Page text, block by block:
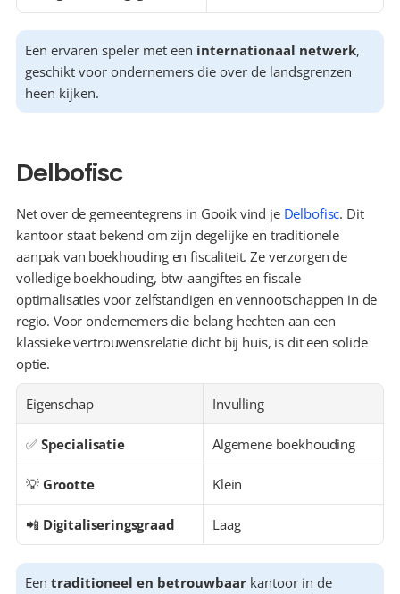
Een ervaren speler met een internationaal netwerk,
geschikt voor ondernemers die over de landsgrenzen
heen kijken.
Delbofisc
Net over de gemeentegrens in Gooik vind je Delbofisc. Dit
kantoor staat bekend om zijn degelijke en traditionele
aanpak van boekhouding en fiscaliteit. Ze verzorgen de
volledige boekhouding, btw-aangiftes en fiscale
optimalisaties voor zelfstandigen en vennootschappen in de
regio. Voor ondernemers die belang hechten aan een
klassieke vertrouwensrelatie dicht bij huis, is dit een solide
optie.
Eigenschap Invulling
✅ Specialisatie Algemene boekhouding
💡 Grootte Klein
📲 Digitaliseringsgraad Laag
Een traditioneel en betrouwbaar kantoor in de